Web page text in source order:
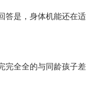
是，身体机能还在适
全全的与同龄孩子差